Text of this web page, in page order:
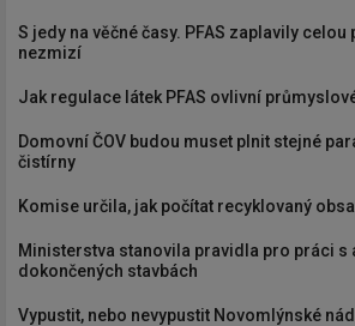
S jedy na věčné časy. PFAS zaplavily celou
nezmizí
Jak regulace látek PFAS ovlivní
Domovní ČOV budou muset plnit stejné
čistírny
Komise určila, jak počítat recyklovaný
Ministerstva stanovila pravidla pro práci s
dokončených stavbách
Vypustit, nebo nevypustit Novomlýnské